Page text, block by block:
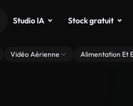
Studio IA Stock gratuit
Vidéo Aérienne Alimentation Et